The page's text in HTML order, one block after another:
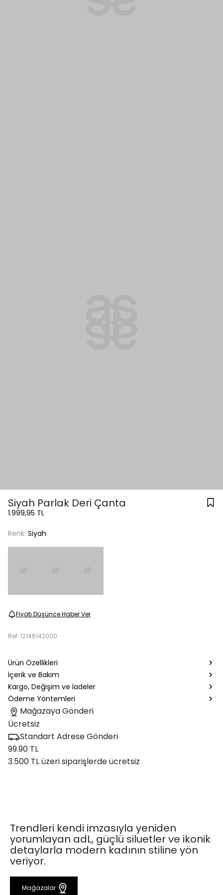
Siyah Parlak Deri Çanta
1.999,95 TL
Renk: Siyah
Fiyatı Düşünce Haber Ver
Ref. 12146142000
Ürün Özellikleri
İçerik ve Bakım
Kargo, Değişim ve İadeler
Ödeme Yöntemleri
Mağazaya Gönderi
Ücretsiz
Standart Adrese Gönderi
99.90 TL
3.500 TL üzeri siparişlerde ücretsiz
Trendleri kendi imzasıyla yeniden
yorumlayan adL, güçlü siluetler ve ikonik
detaylarla modern kadının stiline yön
veriyor.
Mağazalar